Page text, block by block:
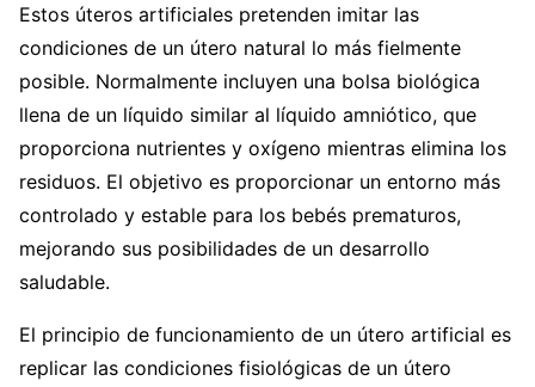
Estos úteros artificiales pretenden imitar las
condiciones de un útero natural lo más fielmente
posible. Normalmente incluyen una bolsa biológica
llena de un líquido similar al líquido amniótico, que
proporciona nutrientes y oxígeno mientras elimina los
residuos. El objetivo es proporcionar un entorno más
controlado y estable para los bebés prematuros,
mejorando sus posibilidades de un desarrollo
saludable.
El principio de funcionamiento de un útero artificial es
replicar las condiciones fisiológicas de un útero